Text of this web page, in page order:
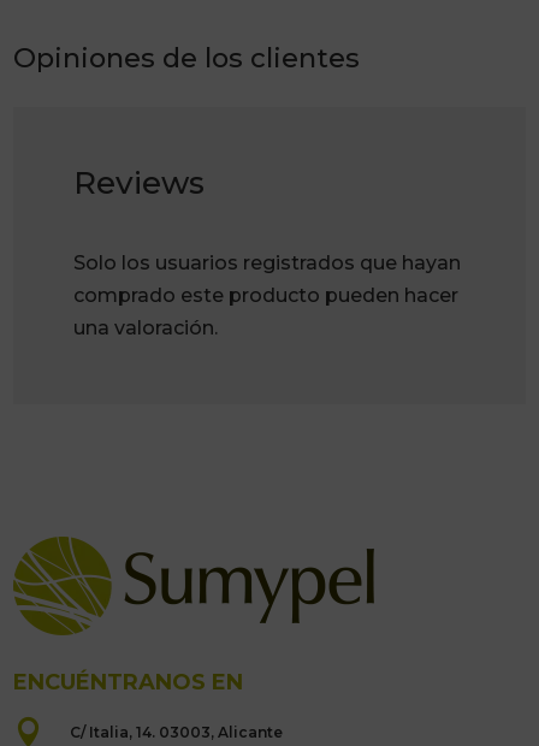
Opiniones de los clientes
Reviews
Solo los usuarios registrados que hayan
comprado este producto pueden hacer
una valoración.
ENCUÉNTRANOS EN
 C/ Italia, 14. 03003, Alicante